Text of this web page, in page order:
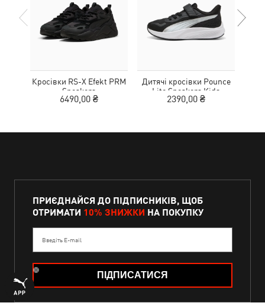
Кросівки RS-X Efekt PRM
Sneakers
6490,00 ₴
Дитячі кросівки Pounce
Lite Sneakers Kids
2390,00 ₴
ПРИЄДНАЙСЯ ДО ПІДПИСНИКІВ, ЩОБ
ОТРИМАТИ 10% ЗНИЖКИ НА ПОКУПКУ
Введіть E-mail
ПІДПИСАТИСЯ